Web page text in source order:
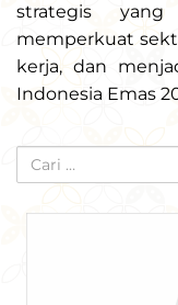
strategis
memperkuat
kerja, dan
Indonesia Emas